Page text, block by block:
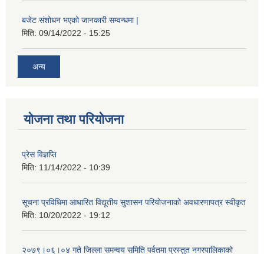
बजेट संशोधन भएको जानकारी सम्वन्धमा |
मिति: 09/14/2022 - 15:25
अन्य
योजना तथा परियोजना
प्रेस विज्ञप्ति
मिति: 11/14/2022 - 10:39
सूचना प्रविधिमा आधारित विद्यूतीय सुशासन परियाेजनाकाे अवधारणापत्र स्वीकृत
मिति: 10/20/2022 - 19:12
२०७९।०६।०४ गते जिल्ला समन्वय समिति पर्वतमा प्रस्तुत नगरपालिकाको